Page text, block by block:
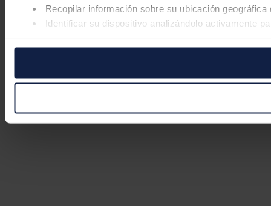
Recopilar información sobre su ubicación
Identificar su dispositivo analizándolo activamente
Las cookies de este sitio web se usan para personalizar el
pueden combinarla con otra información que les haya